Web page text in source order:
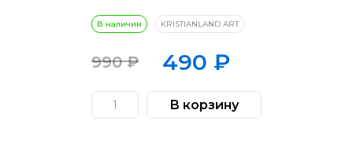
В наличии KRISTIANLAND ART
990₽
Первоначальная
цена
составляла
490 ₽
Текущая
цена:
490 ₽.
Количество
товара
В корзину